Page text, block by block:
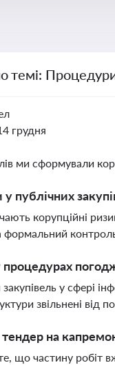
темі:
грудня
ми сформували
публічних
корупційні
формальний
процедурах
у сфері
звільнені від
на
що частину робіт